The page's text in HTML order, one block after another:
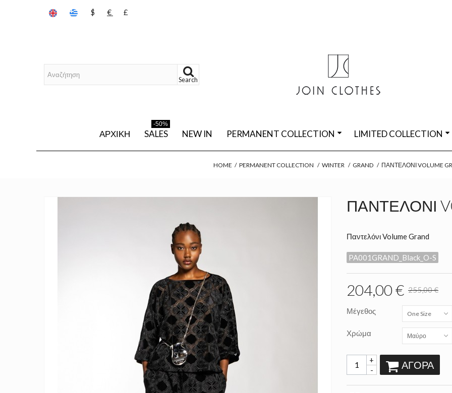
$ € £
Search
ΑΡΧΙΚΉ SALES
-50%
NEW IN PERMANENT COLLECTION LIMITED COLLECTION
HOME / PERMANENT COLLECTION / WINTER / GRAND / ΠΑΝΤΕΛΌΝΙ VOLUME
ΠΑΝΤΕΛΌΝΙ
Παντελόνι Volume Grand
PA001GRAND_Black_O-S
204,00 € 255,00 €
Μέγεθος One Size
Χρώμα Μαύρο
-
+ ΑΓΟΡΆ